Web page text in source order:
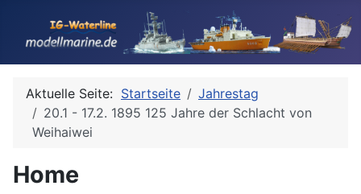
Aktuelle Seite: Startseite
Jahrestag
20.1 - 17.2. 1895 125 Jahre der Schlacht von
Weihaiwei
Home